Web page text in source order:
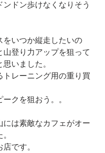
ンドン歩けなくなりそう
をいつか縦走したいの
山登り力アップを狙って
いました。
トレーニング用の重り買
クを狙おう。。
には素敵なカフェがオー
です。